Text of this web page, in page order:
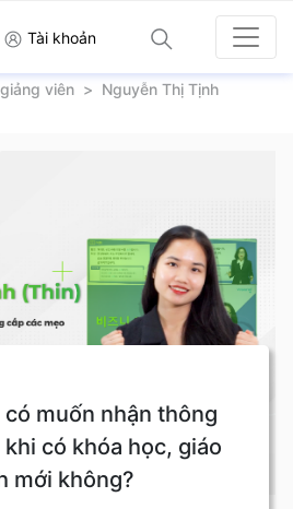
Tài khoản
viên > Nguyễn Thị Tịnh
có muốn nhận thông
khi có khóa học, giáo
mới không?